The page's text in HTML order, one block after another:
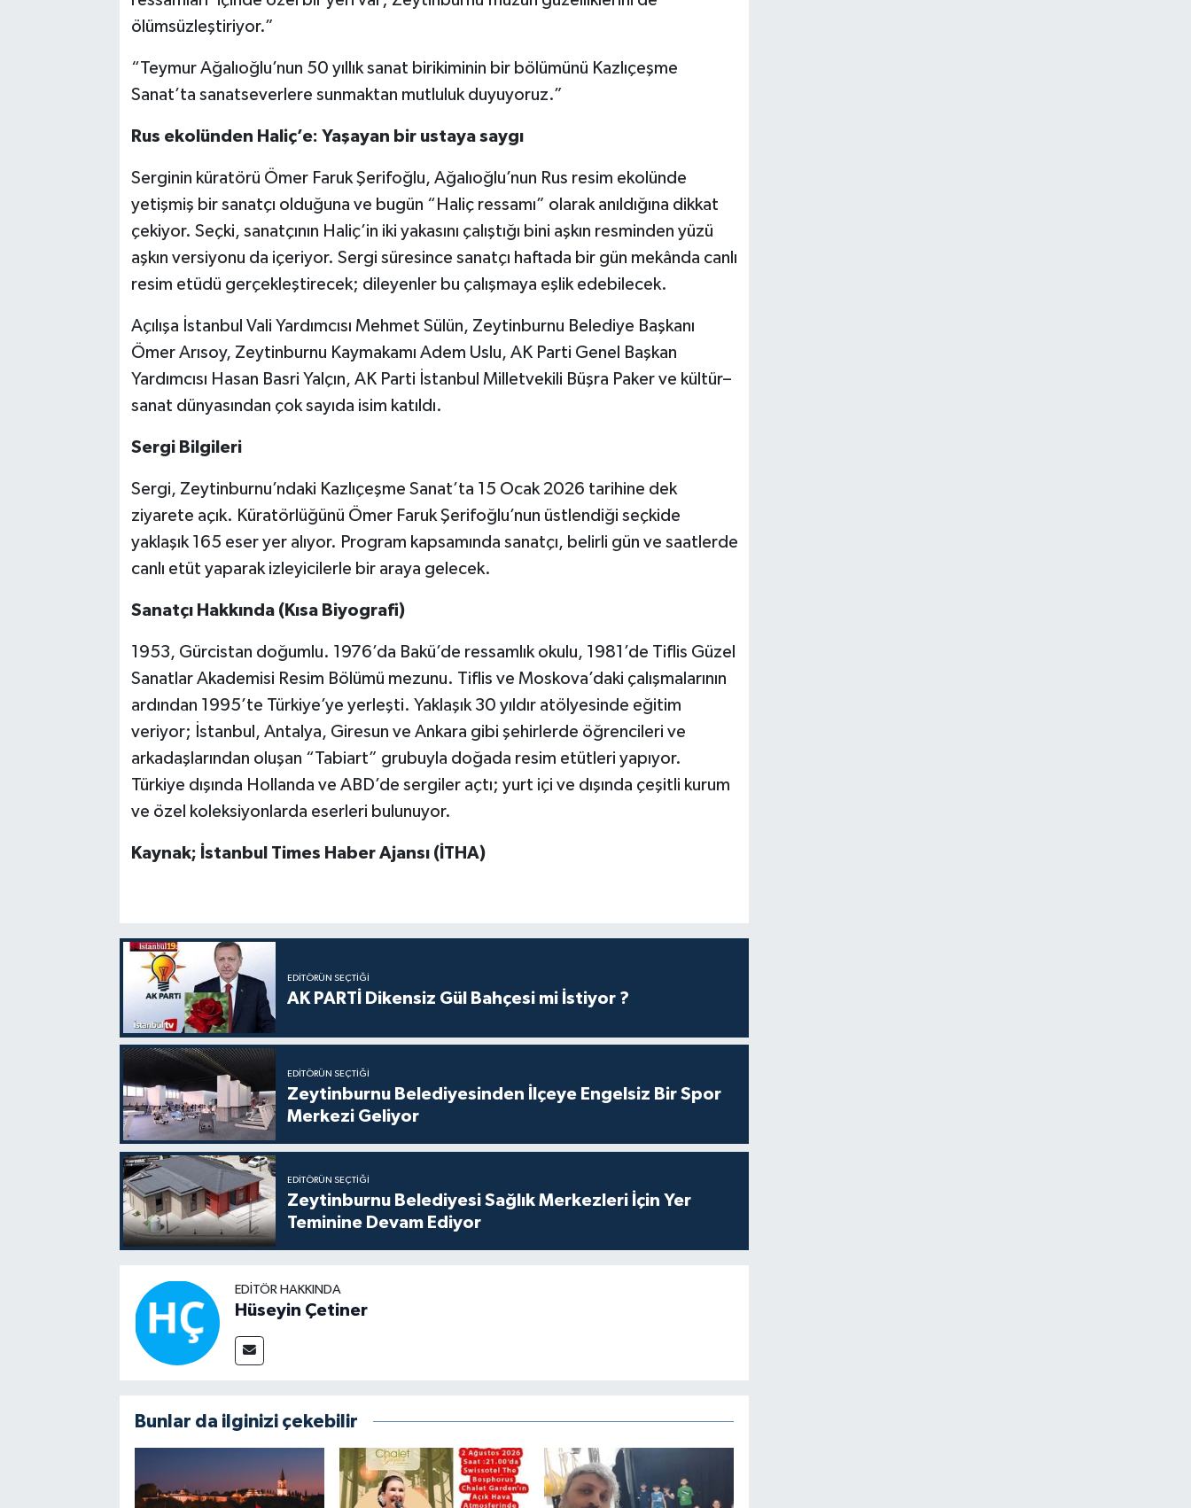
ölümsüzleştiriyor.”
“Teymur Ağalıoğlu’nun 50 yıllık sanat birikiminin bir bölümünü Kazlıçeşme
Sanat’ta sanatseverlere sunmaktan mutluluk duyuyoruz.”
Rus ekolünden Haliç’e: Yaşayan bir ustaya saygı
Serginin küratörü Ömer Faruk Şerifoğlu, Ağalıoğlu’nun Rus resim ekolünde
yetişmiş bir sanatçı olduğuna ve bugün “Haliç ressamı” olarak anıldığına dikkat
çekiyor. Seçki, sanatçının Haliç’in iki yakasını çalıştığı bini aşkın resminden yüzü
aşkın versiyonu da içeriyor. Sergi süresince sanatçı haftada bir gün mekânda canlı
resim etüdü gerçekleştirecek; dileyenler bu çalışmaya eşlik edebilecek.
Açılışa İstanbul Vali Yardımcısı Mehmet Sülün, Zeytinburnu Belediye Başkanı
Ömer Arısoy, Zeytinburnu Kaymakamı Adem Uslu, AK Parti Genel Başkan
Yardımcısı Hasan Basri Yalçın, AK Parti İstanbul Milletvekili Büşra Paker ve kültür–
sanat dünyasından çok sayıda isim katıldı.
Sergi Bilgileri
Sergi, Zeytinburnu’ndaki Kazlıçeşme Sanat’ta 15 Ocak 2026 tarihine dek
ziyarete açık. Küratörlüğünü Ömer Faruk Şerifoğlu’nun üstlendiği seçkide
yaklaşık 165 eser yer alıyor. Program kapsamında sanatçı, belirli gün ve saatlerde
canlı etüt yaparak izleyicilerle bir araya gelecek.
Sanatçı Hakkında (Kısa Biyografi)
1953, Gürcistan doğumlu. 1976’da Bakü’de ressamlık okulu, 1981’de Tiflis Güzel
Sanatlar Akademisi Resim Bölümü mezunu. Tiflis ve Moskova’daki çalışmalarının
ardından 1995’te Türkiye’ye yerleşti. Yaklaşık 30 yıldır atölyesinde eğitim
veriyor; İstanbul, Antalya, Giresun ve Ankara gibi şehirlerde öğrencileri ve
arkadaşlarından oluşan “Tabiart” grubuyla doğada resim etütleri yapıyor.
Türkiye dışında Hollanda ve ABD’de sergiler açtı; yurt içi ve dışında çeşitli kurum
ve özel koleksiyonlarda eserleri bulunuyor.
Kaynak; İstanbul Times Haber Ajansı (İTHA)
EDITÖRÜN SEÇTIĞI
AK PARTİ Dikensiz Gül Bahçesi mi İstiyor ?
EDITÖRÜN SEÇTIĞI
Zeytinburnu Belediyesinden İlçeye Engelsiz Bir Spor
Merkezi Geliyor
EDITÖRÜN SEÇTIĞI
Zeytinburnu Belediyesi Sağlık Merkezleri İçin Yer
Teminine Devam Ediyor
EDITÖR HAKKINDA
Hüseyin Çetiner
Bunlar da ilginizi çekebilir